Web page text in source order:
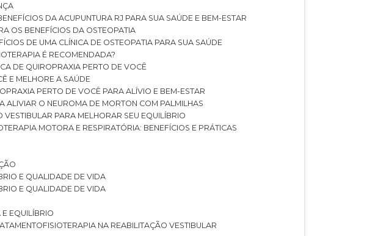
DA ACUPUNTURA RJ PARA SUA SAÚDE E BEM-ESTAR
OS BENEFÍCIOS DA OSTEOPATIA
DE UMA CLÍNICA DE OSTEOPATIA PARA SUA SAÚDE
É RECOMENDADA?
DE QUIROPRAXIA PERTO DE VOCÊ
E MELHORE A SAÚDE
PERTO DE VOCÊ PARA ALÍVIO E BEM-ESTAR
ALIVIAR O NEUROMA DE MORTON COM PALMILHAS
VESTIBULAR PARA MELHORAR SEU EQUILÍBRIO
MOTORA E RESPIRATÓRIA: BENEFÍCIOS E PRÁTICAS
E QUALIDADE DE VIDA
E QUALIDADE DE VIDA
EQUILÍBRIO
FISIOTERAPIA NA REABILITAÇÃO VESTIBULAR